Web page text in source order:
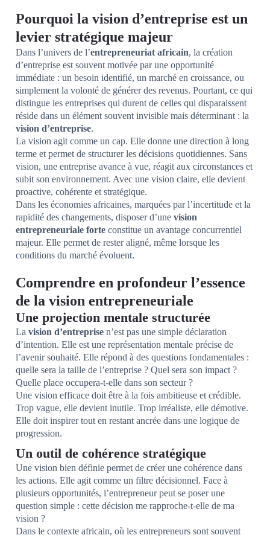
Pourquoi la vision d’entreprise est un
levier stratégique majeur
Dans l’univers de l’entrepreneuriat africain, la création
d’entreprise est souvent motivée par une opportunité
immédiate : un besoin identifié, un marché en croissance, ou
simplement la volonté de générer des revenus. Pourtant, ce qui
distingue les entreprises qui durent de celles qui disparaissent
réside dans un élément souvent invisible mais déterminant : la
vision d’entreprise.
La vision agit comme un cap. Elle donne une direction à long
terme et permet de structurer les décisions quotidiennes. Sans
vision, une entreprise avance à vue, réagit aux circonstances et
subit son environnement. Avec une vision claire, elle devient
proactive, cohérente et stratégique.
Dans les économies africaines, marquées par l’incertitude et la
rapidité des changements, disposer d’une vision
entrepreneuriale forte constitue un avantage concurrentiel
majeur. Elle permet de rester aligné, même lorsque les
conditions du marché évoluent.
Comprendre en profondeur l’essence
de la vision entrepreneuriale
Une projection mentale structurée
La vision d’entreprise n’est pas une simple déclaration
d’intention. Elle est une représentation mentale précise de
l’avenir souhaité. Elle répond à des questions fondamentales :
quelle sera la taille de l’entreprise ? Quel sera son impact ?
Quelle place occupera-t-elle dans son secteur ?
Une vision efficace doit être à la fois ambitieuse et crédible.
Trop vague, elle devient inutile. Trop irréaliste, elle démotive.
Elle doit inspirer tout en restant ancrée dans une logique de
progression.
Un outil de cohérence stratégique
Une vision bien définie permet de créer une cohérence dans
les actions. Elle agit comme un filtre décisionnel. Face à
plusieurs opportunités, l’entrepreneur peut se poser une
question simple : cette décision me rapproche-t-elle de ma
vision ?
Dans le contexte africain, où les entrepreneurs sont souvent